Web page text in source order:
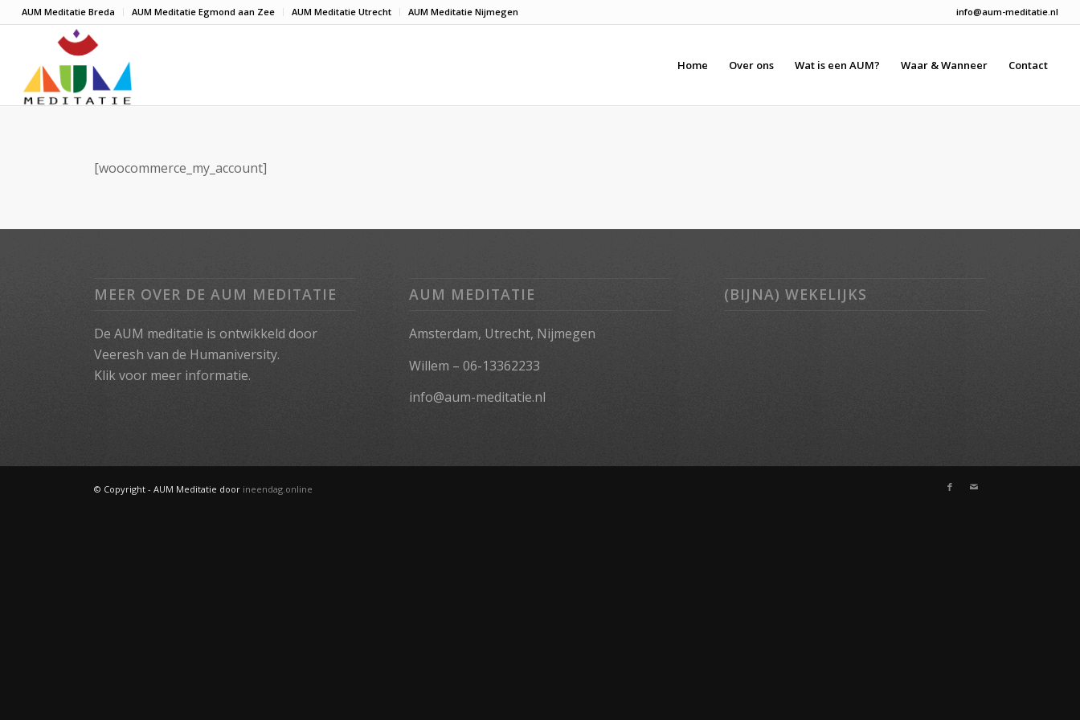
AUM Meditatie Breda AUM Meditatie Egmond aan Zee AUM Meditatie Utrecht AUM Meditatie Nijmegen info@aum-meditatie.nl
Home Over ons Wat is een AUM? Waar & Wanneer Contact
[woocommerce_my_account]
MEER OVER DE AUM MEDITATIE
De AUM meditatie is ontwikkeld door
Veeresh van de Humaniversity.
Klik voor meer informatie.
AUM MEDITATIE
Amsterdam, Utrecht, Nijmegen
Willem – 06-13362233
info@aum-meditatie.nl
(BIJNA) WEKELIJKS
© Copyright - AUM Meditatie door ineendag.online